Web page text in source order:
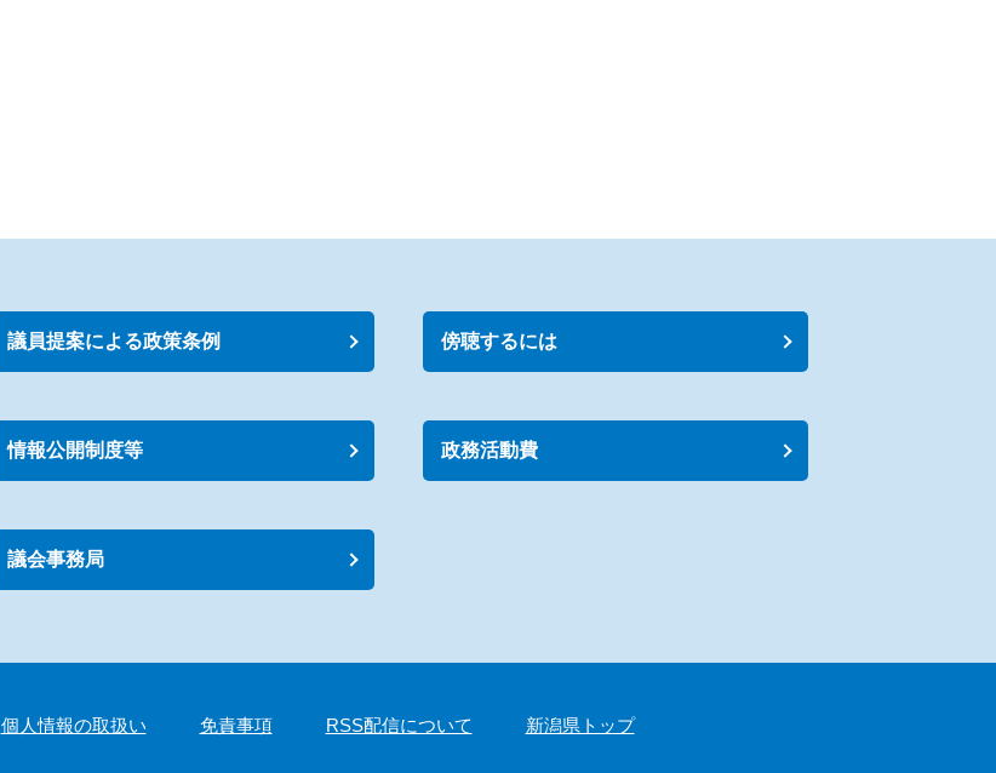
議員提案による政策条例 傍聴するには
情報公開制度等 政務活動費
議会事務局
個人情報の取扱い 免責事項 RSS配信について 新潟県トップ